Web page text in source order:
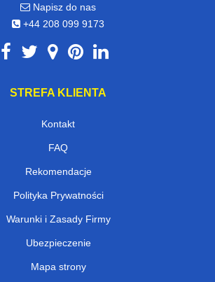
Napisz do nas
+44 208 099 9173
STREFA KLIENTA
Kontakt
FAQ
Rekomendacje
Polityka Prywatności
Warunki i Zasady Firmy
Ubezpieczenie
Mapa strony